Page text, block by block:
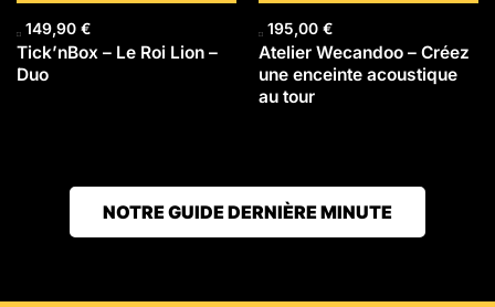
149,90 €
Tick’nBox – Le Roi Lion –
Duo
195,00 €
Atelier Wecandoo – Créez
une enceinte acoustique
au tour
NOTRE GUIDE DERNIÈRE MINUTE